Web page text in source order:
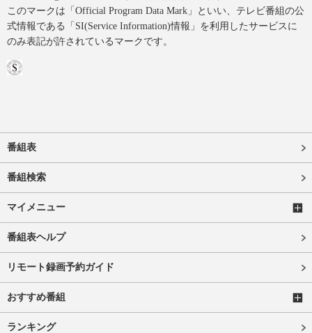
このマークは「Official Program Data Mark」といい、テレビ番組の公
式情報である「SI(Service Information)情報」を利用したサービスに
のみ表記が許されているマークです。
番組表
番組検索
マイメニュー
番組表ヘルプ
リモート録画予約ガイド
おすすめ番組
ランキング